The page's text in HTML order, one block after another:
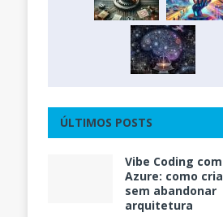
ÚLTIMOS POSTS
Vibe Coding
Azure: como
sem abandonar
arquitetura